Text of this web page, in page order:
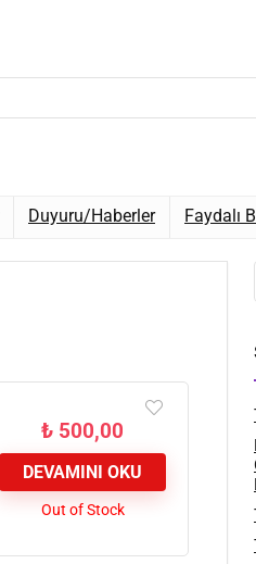
Duyuru/Haberler Faydalı
₺ 500,00
DEVAMINI OKU
Out of Stock